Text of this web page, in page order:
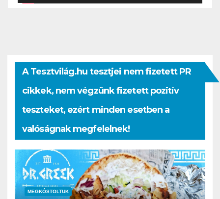
A Tesztvilág.hu tesztjei nem fizetett PR
cikkek, nem végzünk fizetett pozitív
teszteket, ezért minden esetben a
valóságnak megfelelnek!
MEGKÓSTOLTUK